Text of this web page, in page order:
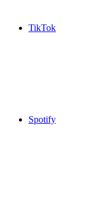
TikTok
Spotify